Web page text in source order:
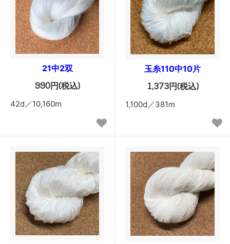
21中2双
990円(税込)
42d／10,160m
玉糸110中10片
1,373円(税込)
1,100d／381m